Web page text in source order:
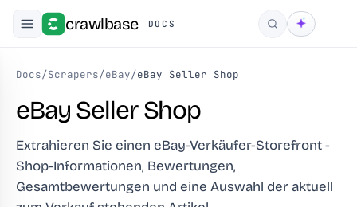
crawlbase DOCS Suchen
Docs/Scrapers/eBay/eBay Seller Shop
eBay Seller Shop
Extrahieren Sie einen eBay-Verkäufer-Storefront -
Shop-Informationen, Bewertungen,
Gesamtbewertungen und eine Auswahl der aktuell